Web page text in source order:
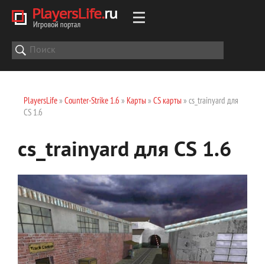
PlayersLife» Counter-Strike 1.6 » Карты» CS карты» cs_trainyard для
CS 1.6
cs_trainyard для CS 1.6